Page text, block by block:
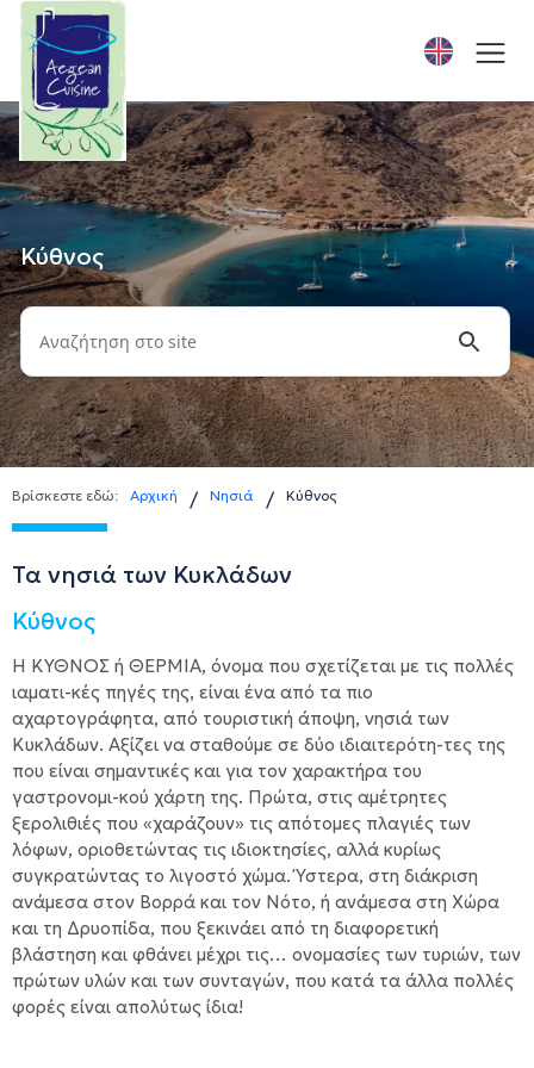
Κύθνος
Βρίσκεστε εδώ: Αρχική / Νησιά / Κύθνος
Τα νησιά των Κυκλάδων
Κύθνος
Η ΚΎΘΝΟΣ ή ΘΕΡΜΙΆ, όνομα που σχετίζεται με τις πολλές
ιαματι-κές πηγές της, είναι ένα από τα πιο
αχαρτογράφητα, από τουριστική άποψη, νησιά των
Κυκλάδων. Αξίζει να σταθούμε σε δύο ιδιαιτερότη-τες της
που είναι σημαντικές και για τον χαρακτήρα του
γαστρονομι-κού χάρτη της. Πρώτα, στις αμέτρητες
ξερολιθιές που «χαράζουν» τις απότομες πλαγιές των
λόφων, οριοθετώντας τις ιδιοκτησίες, αλλά κυρίως
συγκρατώντας το λιγοστό χώμα. Ύστερα, στη διάκριση
ανάμεσα στον Βορρά και τον Νότο, ή ανάμεσα στη Χώρα
και τη Δρυοπίδα, που ξεκινάει από τη διαφορετική
βλάστηση και φθάνει μέχρι τις… ονομασίες των τυριών, των
πρώτων υλών και των συνταγών, που κατά τα άλλα πολλές
φορές είναι απολύτως ίδια!